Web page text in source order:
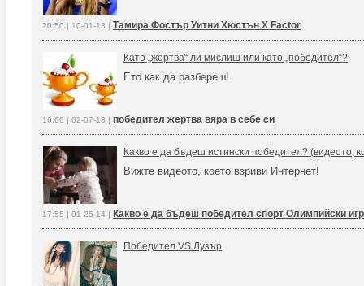
20:50 | 10-01-13 | Тамира Фостър Уитни Хюстън X Factor
Като „жертва“ ли мислиш или като „победител“?
Ето как да разбереш!
16:00 | 02-07-13 | победител жертва вяра в себе си
Какво е да бъдеш истински победител? (видеото,
Вижте видеото, което взриви Интернет!
17:55 | 01-25-14 | Какво е да бъдеш победител спорт Олимпийски
Победител VS Лузър